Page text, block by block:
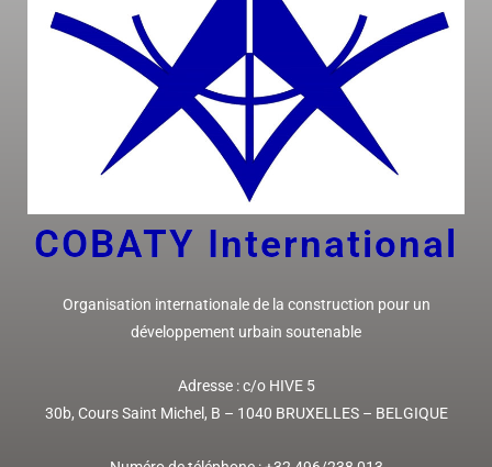
COBATY International
Organisation internationale de la construction pour un
développement urbain soutenable
Adresse :c/o HIVE 5
30b, Cours Saint Michel, B – 1040 BRUXELLES– BELGIQUE